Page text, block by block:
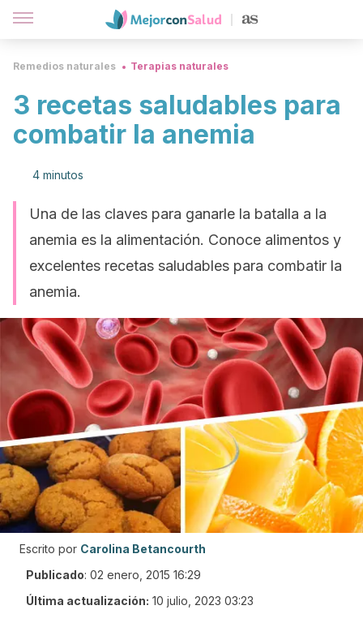
Remedios naturales Terapias naturales
3 recetas saludables para
combatir la anemia
4 minutos
Una de las claves para ganarle la batalla a la
anemia es la alimentación. Conoce alimentos y
excelentes recetas saludables para combatir la
anemia.
Escrito por Carolina Betancourth
Publicado: 02 enero, 2015 16:29
Última actualización: 10 julio, 2023 03:23